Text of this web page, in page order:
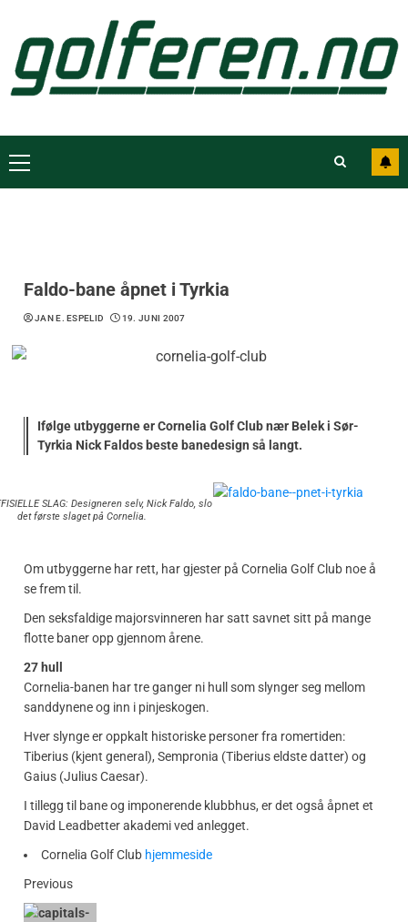
Faldo-bane åpnet i Tyrkia
JAN E. ESPELID 19. JUNI 2007
Ifølge utbyggerne er Cornelia Golf Club nær Belek i Sør-
Tyrkia Nick Faldos beste banedesign så langt.
SLAG: Designeren selv, Nick Faldo, slo
det første slaget på Cornelia.
Om utbyggerne har rett, har gjester på Cornelia Golf Club noe å
se frem til.
Den seksfaldige majorsvinneren har satt savnet sitt på mange
flotte baner opp gjennom årene.
27 hull
Cornelia-banen har tre ganger ni hull som slynger seg mellom
sanddynene og inn i pinjeskogen.
Hver slynge er oppkalt historiske personer fra romertiden:
Tiberius (kjent general), Sempronia (Tiberius eldste datter) og
Gaius (Julius Caesar).
I tillegg til bane og imponerende klubbhus, er det også åpnet et
David Leadbetter akademi ved anlegget.
Cornelia Golf Club hjemmeside
Previous